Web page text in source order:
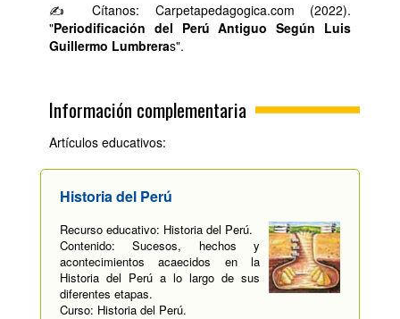
✍ Cítanos: Carpetapedagogica.com (2022).
"Periodificación del Perú Antiguo Según Luis
Guillermo Lumbreras".
Información complementaria
Artículos educativos:
Historia del Perú
Recurso educativo: Historia del Perú.
Contenido: Sucesos, hechos y
acontecimientos acaecidos en la
Historia del Perú a lo largo de sus
diferentes etapas.
Curso: Historia del Perú.